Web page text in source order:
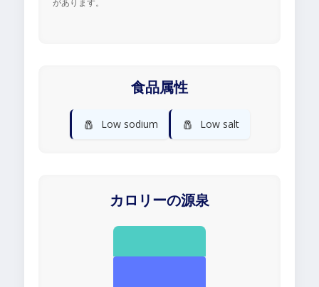
があります。
食品属性
🧂 Low sodium 🧂 Low salt
カロリーの源泉